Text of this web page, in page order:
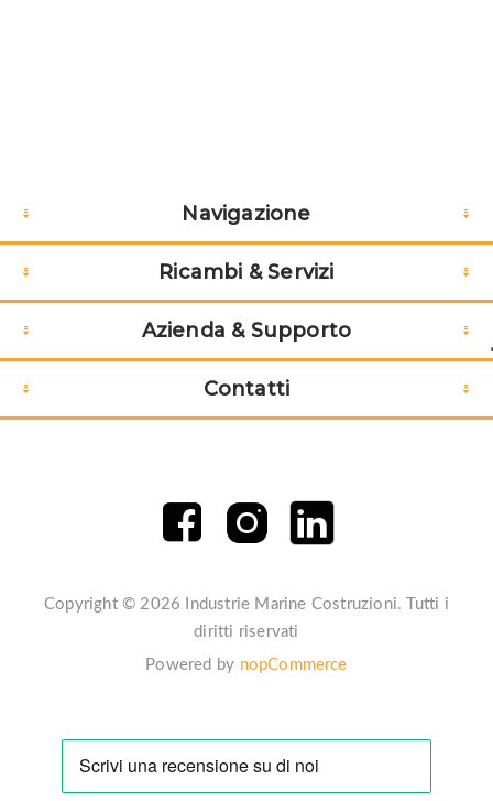
Navigazione
Ricambi & Servizi
Azienda & Supporto
Contatti
Copyright © 2026 Industrie Marine Costruzioni. Tutti i
diritti riservati
Powered by nopCommerce